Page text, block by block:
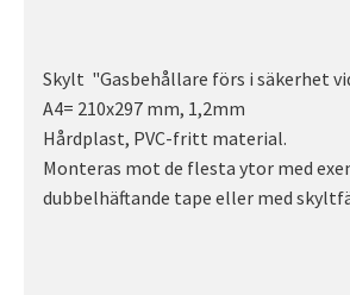
Skylt "Gasbehållare förs i säkerhet
A4= 210x297 mm, 1,2mm
Hårdplast, PVC-fritt material.
Monteras mot de flesta ytor med
dubbelhäftande tape eller med